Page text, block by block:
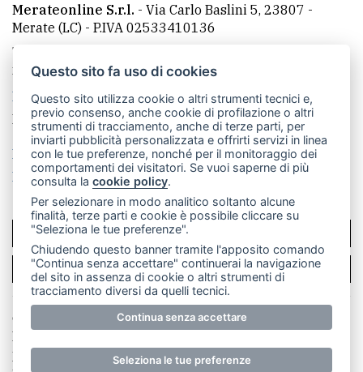
Merateonline S.r.l. - Via Carlo Baslini 5, 23807 -
Merate (LC) - P.IVA 02533410136
Telefono:
mail: redazione@leccoonline.com
La redazione
MerateOnline CasateOnline
RSS
Made by VIP
Privacy policy
Cookie policy
Rivedi le tue scelte sui cookie
SCRIVICI
PER LA TUA PUBBLICITÀ
© Copyright Merateonline S.r.l. - Tutti i diritti riservati.
E' proibita la riproduzione e pubblicazione anche
parziale di testi, articoli e immagini senza la
Questo sito fa uso di cookies
Questo sito utilizza cookie o altri strumenti tecnici e,
previo consenso, anche cookie di profilazione o altri
strumenti di tracciamento, anche di terze parti, per
inviarti pubblicità personalizzata e offrirti servizi in linea
con le tue preferenze, nonché per il monitoraggio dei
comportamenti dei visitatori. Se vuoi saperne di più
consulta lacookie policy.
Per selezionare in modo analitico soltanto alcune
finalità, terze parti e cookie è possibile cliccare su
"Seleziona le tue preferenze".
Chiudendo questo banner tramite l'apposito comando
"Continua senza accettare" continuerai la navigazione
del sito in assenza di cookie o altri strumenti di
tracciamento diversi da quelli tecnici.
Continua senza accettare
Seleziona le tue preferenze